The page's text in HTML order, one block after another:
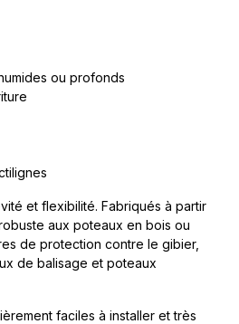
ou profonds
et flexibilité. Fabriqués à partir
aux poteaux en bois ou
de protection contre le gibier,
de balisage et poteaux
faciles à installer et très